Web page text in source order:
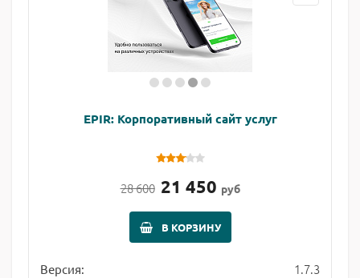
EPIR: Корпоративный сайт услуг
28 600 21 450 руб
В КОРЗИНУ
Версия: 1.7.3